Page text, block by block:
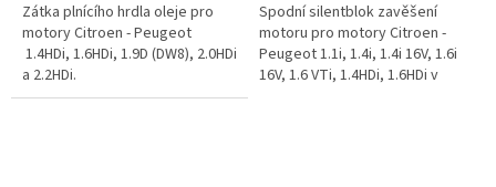
Zátka plnícího hrdla oleje pro
motory Citroen - Peugeot
1.4HDi, 1.6HDi, 1.9D (DW8), 2.0HDi
a 2.2HDi.
Spodní silentblok zavěšení
motoru pro motory Citroen -
Peugeot 1.1i, 1.4i, 1.4i 16V, 1.6i
16V, 1.6 VTi, 1.4HDi, 1.6HDi v